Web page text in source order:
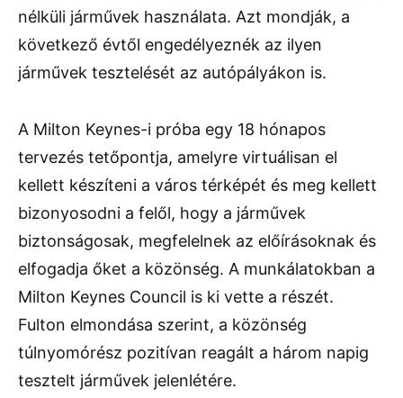
nélküli járművek használata. Azt mondják, a
következő évtől engedélyeznék az ilyen
járművek tesztelését az autópályákon is.
A Milton Keynes-i próba egy 18 hónapos
tervezés tetőpontja, amelyre virtuálisan el
kellett készíteni a város térképét és meg kellett
bizonyosodni a felől, hogy a járművek
biztonságosak, megfelelnek az előírásoknak és
elfogadja őket a közönség. A munkálatokban a
Milton Keynes Council is ki vette a részét.
Fulton elmondása szerint, a közönség
túlnyomórész pozitívan reagált a három napig
tesztelt járművek jelenlétére.